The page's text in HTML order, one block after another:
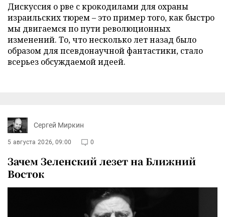
Дискуссия о рве с крокодилами для охраны
израильских тюрем – это пример того, как быстро
мы двигаемся по пути революционных
изменений. То, что несколько лет назад было
образом для псевдонаучной фантастики, стало
всерьез обсуждаемой идеей.
Сергей Миркин
5 августа 2026, 09:00 0
Зачем Зеленский лезет на Ближний
Восток